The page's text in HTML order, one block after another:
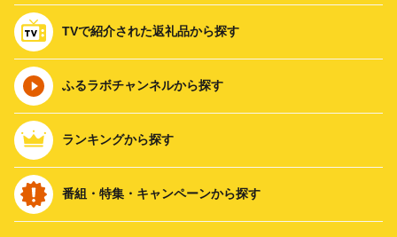
TVで紹介された返礼品から探す
ふるラボチャンネルから探す
ランキングから探す
番組・特集・キャンペーンから探す